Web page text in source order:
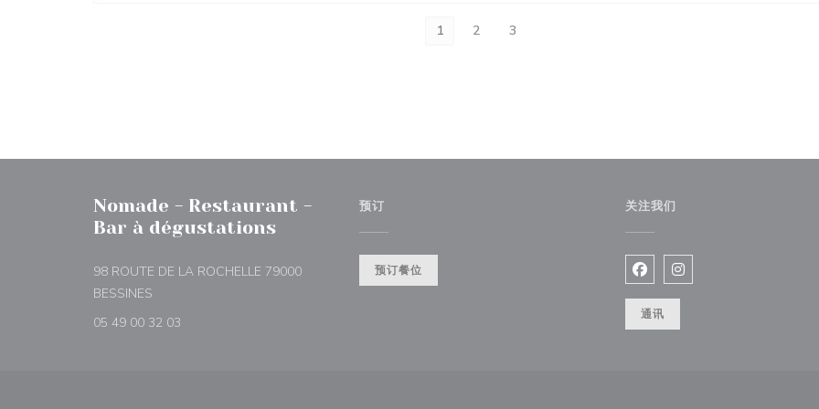
1 2 3
Nomade - Restaurant -
Bar à dégustations
98 ROUTE DE LA ROCHELLE 79000
BESSINES
05 49 00 32 03
预订
预订餐位
关注我们
Facebook ((在新窗口中打开))
Instagram ((在新窗口
通讯